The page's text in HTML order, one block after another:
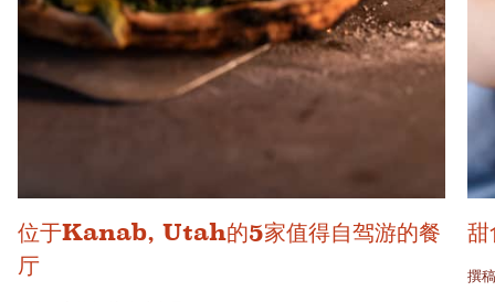
位于Kanab, Utah的5家值得自驾游的餐
厅
撰